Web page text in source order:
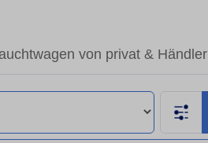
von privat & Händler